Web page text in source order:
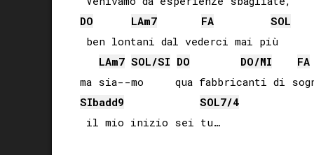
DO
LAm7 FA
SOL
ben lontani dal vederci mai più
LAm7 SOL/SI DO DO/MI FA
SIbadd9 SOL7/4